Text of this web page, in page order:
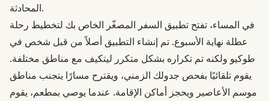
المحادثة.
في المساء، تفتح تطبيق السفر المصغّر الخاص بك لتخطيط رحلة
عطلة نهاية الأسبوع. تم إنشاء التطبيق أصلاً من قبل شخص في
طوكيو ولكنه تم تكراره بشكل متكرر ليتكيف مع مناطق مختلفة.
يقوم تلقائيًا بفحص جدولك الزمني، ويقترح مسارًا يتجنب مناطق
موسم الأعاصير ويحجز أماكن الإقامة. عندما يوصي بمطعم، يقوم